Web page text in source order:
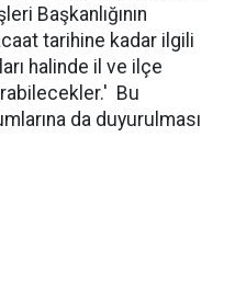
Başkanlığının
tarihine kadar ilgili
halinde il ve ilçe
Bu
da duyurulması